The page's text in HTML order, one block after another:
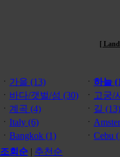
[
ㆍ 가을 (13) ㆍ 하늘
ㆍ 바다/갯벌/섬 (30) ㆍ 고궁/
ㆍ 계곡 (4) ㆍ 길 (13)
ㆍ Italy (6) ㆍ
ㆍ Bangkok (1) ㆍ Cebu
조회순 | 추천순